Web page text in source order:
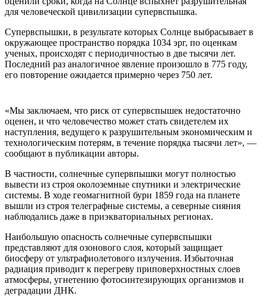
для человеческой цивилизации супервспышка.
Супервспышки, в результате которых Солнце выбрасывает в
окружающее пространство порядка 1034 эрг, по оценкам
ученых, происходят с периодичностью в две тысячи лет.
Последний раз аналогичное явление произошло в 775 году,
его повторение ожидается примерно через 750 лет.
«Мы заключаем, что риск от супервспышек недостаточно
оценен, и что человечество может стать свидетелем их
наступления, ведущего к разрушительным экономическим и
технологическим потерям, в течение порядка тысячи лет», —
сообщают в публикации авторы.
В частности, солнечные супервпышки могут полностью
вывести из строя околоземные спутники и электрические
системы. В ходе геомагнитной бури 1859 года на планете
вышли из строя телеграфные системы, а северные сияния
наблюдались даже в приэкваториальных регионах.
Наибольшую опасность солнечные супервспышки
представляют для озонового слоя, который защищает
биосферу от ультрафиолетового излучения. Избыточная
радиация приводит к перегреву приповерхностных слоев
атмосферы, угнетению фотосинтезирующих организмов и
деградации ДНК.